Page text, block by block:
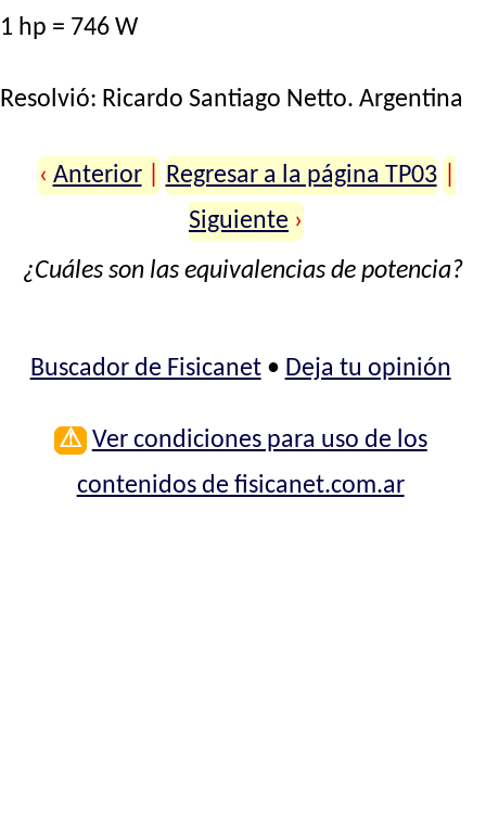
1 hp = 746 W
Resolvió: Ricardo Santiago Netto. Argentina
‹ Anterior Regresar a la página TP03
Siguiente ›
¿Cuáles son las equivalencias de potencia?
Buscador de Fisicanet• Deja tu opinión
⚠ Ver condiciones para uso de los
contenidos de fisicanet.com.ar